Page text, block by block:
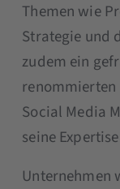
Themen wie
Strategie und
zudem ein
renommierten
Social Media
seine
Unternehmen